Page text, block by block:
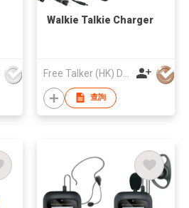
Walkie Talkie Charger
查詢